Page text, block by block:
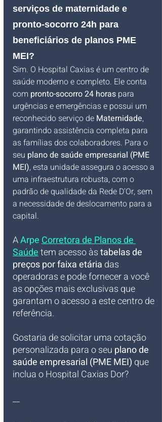
serviços de maternidade e
pronto-socorro 24h para
beneficiários de planos PME
MEI?
Sim. O Hospital Caxias é um centro de
saúde moderno e completo. Ele conta
com pronto-socorro 24 horas para
urgências e emergências e possui um
reconhecido serviço de Maternidade,
garantindo assistência completa para
as famílias dos colaboradores. Para o
seu plano de saúde empresarial (PME
MEI), esta unidade assegura o acesso a
uma infraestrutura robusta, com o
padrão de qualidade da Rede D'Or, sem
a necessidade de deslocamento para a
capital.
A ArpeCorretora de Planos de
Saúde tem acesso às tabelas de
preços por faixa etária das
operadoras e pode fornecer a você
as opções mais exclusivas que
garantam o acesso a este centro de
referência.
Gostaria de solicitar uma cotação
personalizada para o seu plano de
saúde empresarial (PME MEI) que
inclua o Hospital Caxias Dor?
__